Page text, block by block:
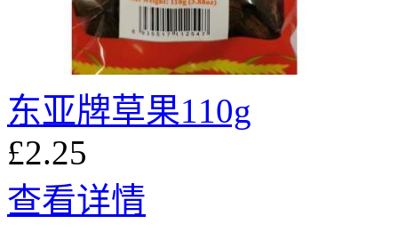
东亚牌草果110g
£2.25
查看详情